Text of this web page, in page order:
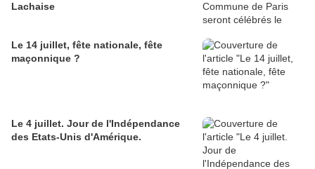
Lachaise
Le 14 juillet, fête nationale, fête
maçonnique ?
Le 4 juillet. Jour de l'Indépendance
des Etats-Unis d'Amérique.